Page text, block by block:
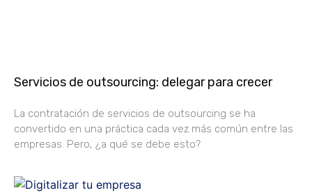
Servicios de outsourcing: delegar para crecer
La contratación de servicios de outsourcing se ha
convertido en una práctica cada vez más común entre las
empresas. Pero, ¿a qué se debe esto?